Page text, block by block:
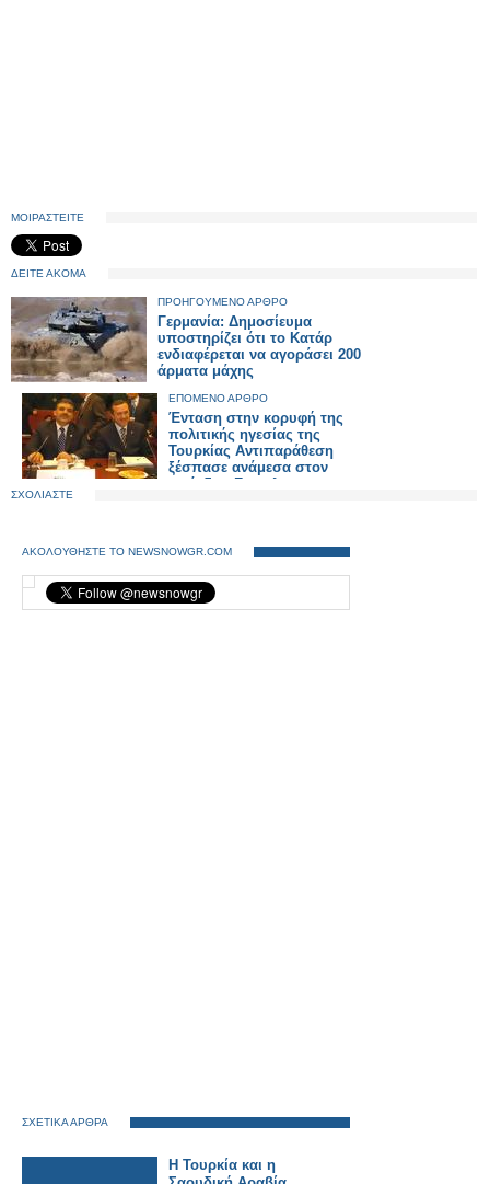
ΜΟΙΡΑΣΤΕΙΤΕ
ΔΕΙΤΕ ΑΚΟΜΑ
ΠΡΟΗΓΟΥΜΕΝΟ ΑΡΘΡΟ
Γερμανία: Δημοσίευμα
υποστηρίζει ότι το Κατάρ
ενδιαφέρεται να αγοράσει 200
άρματα μάχης
ΕΠΟΜΕΝΟ ΑΡΘΡΟ
Ένταση στην κορυφή της
πολιτικής ηγεσίας της
Τουρκίας Αντιπαράθεση
ξέσπασε ανάμεσα στον
πρόεδρο Γκιουλ και τον
ΣΧΟΛΙΑΣΤΕ
ΑΚΟΛΟΥΘΗΣΤΕ ΤΟ NEWSNOWGR.COM
ΣΧΕΤΙΚΑ ΑΡΘΡΑ
Η Τουρκία και η